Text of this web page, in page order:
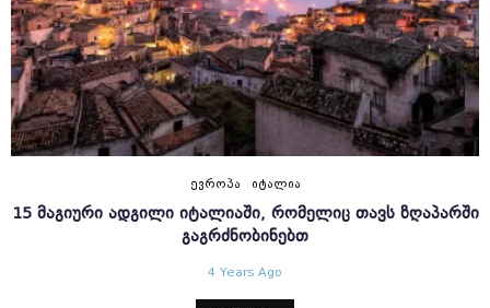
ᲔᲕᲠᲝᲞᲐ ᲘᲢᲐᲚᲘᲐ
15 ᲛᲐᲒᲘᲣᲠᲘ ᲐᲓᲒᲘᲚᲘ ᲘᲢᲐᲚᲘᲐᲨᲘ, ᲠᲝᲛᲔᲚᲘᲪ ᲗᲐᲕᲡ ᲖᲦᲐᲞᲐᲠᲨᲘ
ᲒᲐᲒᲠᲫᲜᲝᲑᲘᲜᲔᲑᲗ
4 Years Ago